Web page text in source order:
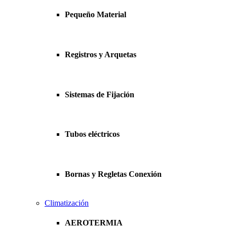
Pequeño Material
Registros y Arquetas
Sistemas de Fijación
Tubos eléctricos
Bornas y Regletas Conexión
Climatización
AEROTERMIA